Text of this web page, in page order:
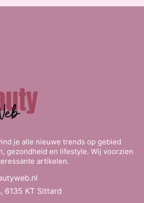
je alle nieuwe trends op gebied
gezondheid en lifestyle. Wij voorzien
artikelen.
6135 KT Sittard